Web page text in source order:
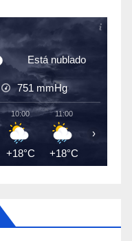
Está nublado
751 mmHg
10:00
+18°C
11:00
+18°C
›